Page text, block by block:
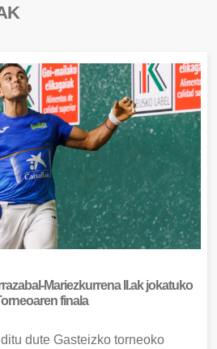
Mariezkurrena II.ak jokatuko
finala
dute Gasteizko torneoko